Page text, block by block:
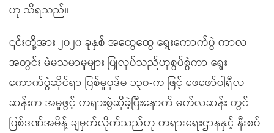
ဟု သိရသည်။
၎င်းတို့အား ၂၀၂၀ ခုနှစ် အထွေထွေ ရွေးကောက်ပွဲ ကာလ
အတွင်း မဲမသမာမှုများ ပြုလုပ်သည်ဟုစွပ်စွဲကာ ရွေး
ကောက်ပွဲဆိုင်ရာ ပြစ်မှုပုဒ်မ ၁၃၀-က ဖြင့် ဖေဖော်ဝါရီလ
ဆန်းက အမှုဖွင့် တရားစွဲဆိုခဲ့ပြီးနောက် မတ်လဆန်း တွင်
ပြစ်ဒဏ်အမိန့် ချမှတ်လိုက်သည်ဟု တရားရေးဌာနနှင့် နီးစပ်